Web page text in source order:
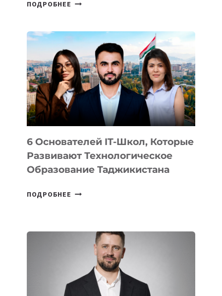
ПОДРОБНЕЕ
ВНЕШНЕГО
ВИДА
НОВОГО
УСТРОЙСТВА
ОТ
OPENAI
6 Основателей IT-Школ, Которые
Развивают Технологическое
Образование Таджикистана
ПОДРОБНЕЕ
КОТОРЫЕ
РАЗВИВАЮТ
ТЕХНОЛОГИЧЕСКОЕ
ОБРАЗОВАНИЕ
ТАДЖИКИСТАНА